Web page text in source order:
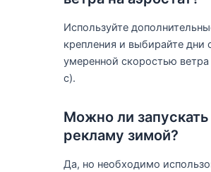
Используйте
крепления и выбирайте дни
умеренной скоростью
с).
Можно ли запускать
рекламу зимой?
Да, но необходимо